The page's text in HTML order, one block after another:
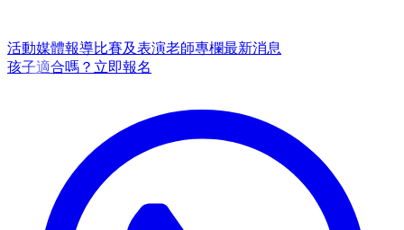
活動媒體報導比賽及表演老師專欄最新消息
孩子適合嗎？ 立即報名